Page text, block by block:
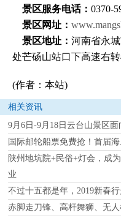
景区服务电话： 0370-
景区网址：
景区地址： 河南省永
处芒砀山站口下高速右转
(作者：本站)
相关资讯
9月6日-9月18日云台山景区
国际邮轮船票免费抢！首届
陕州地坑院+民俗+灯会，成
业
不过十五都是年，2019新春
赤脚走刀锋、高杆舞狮、无